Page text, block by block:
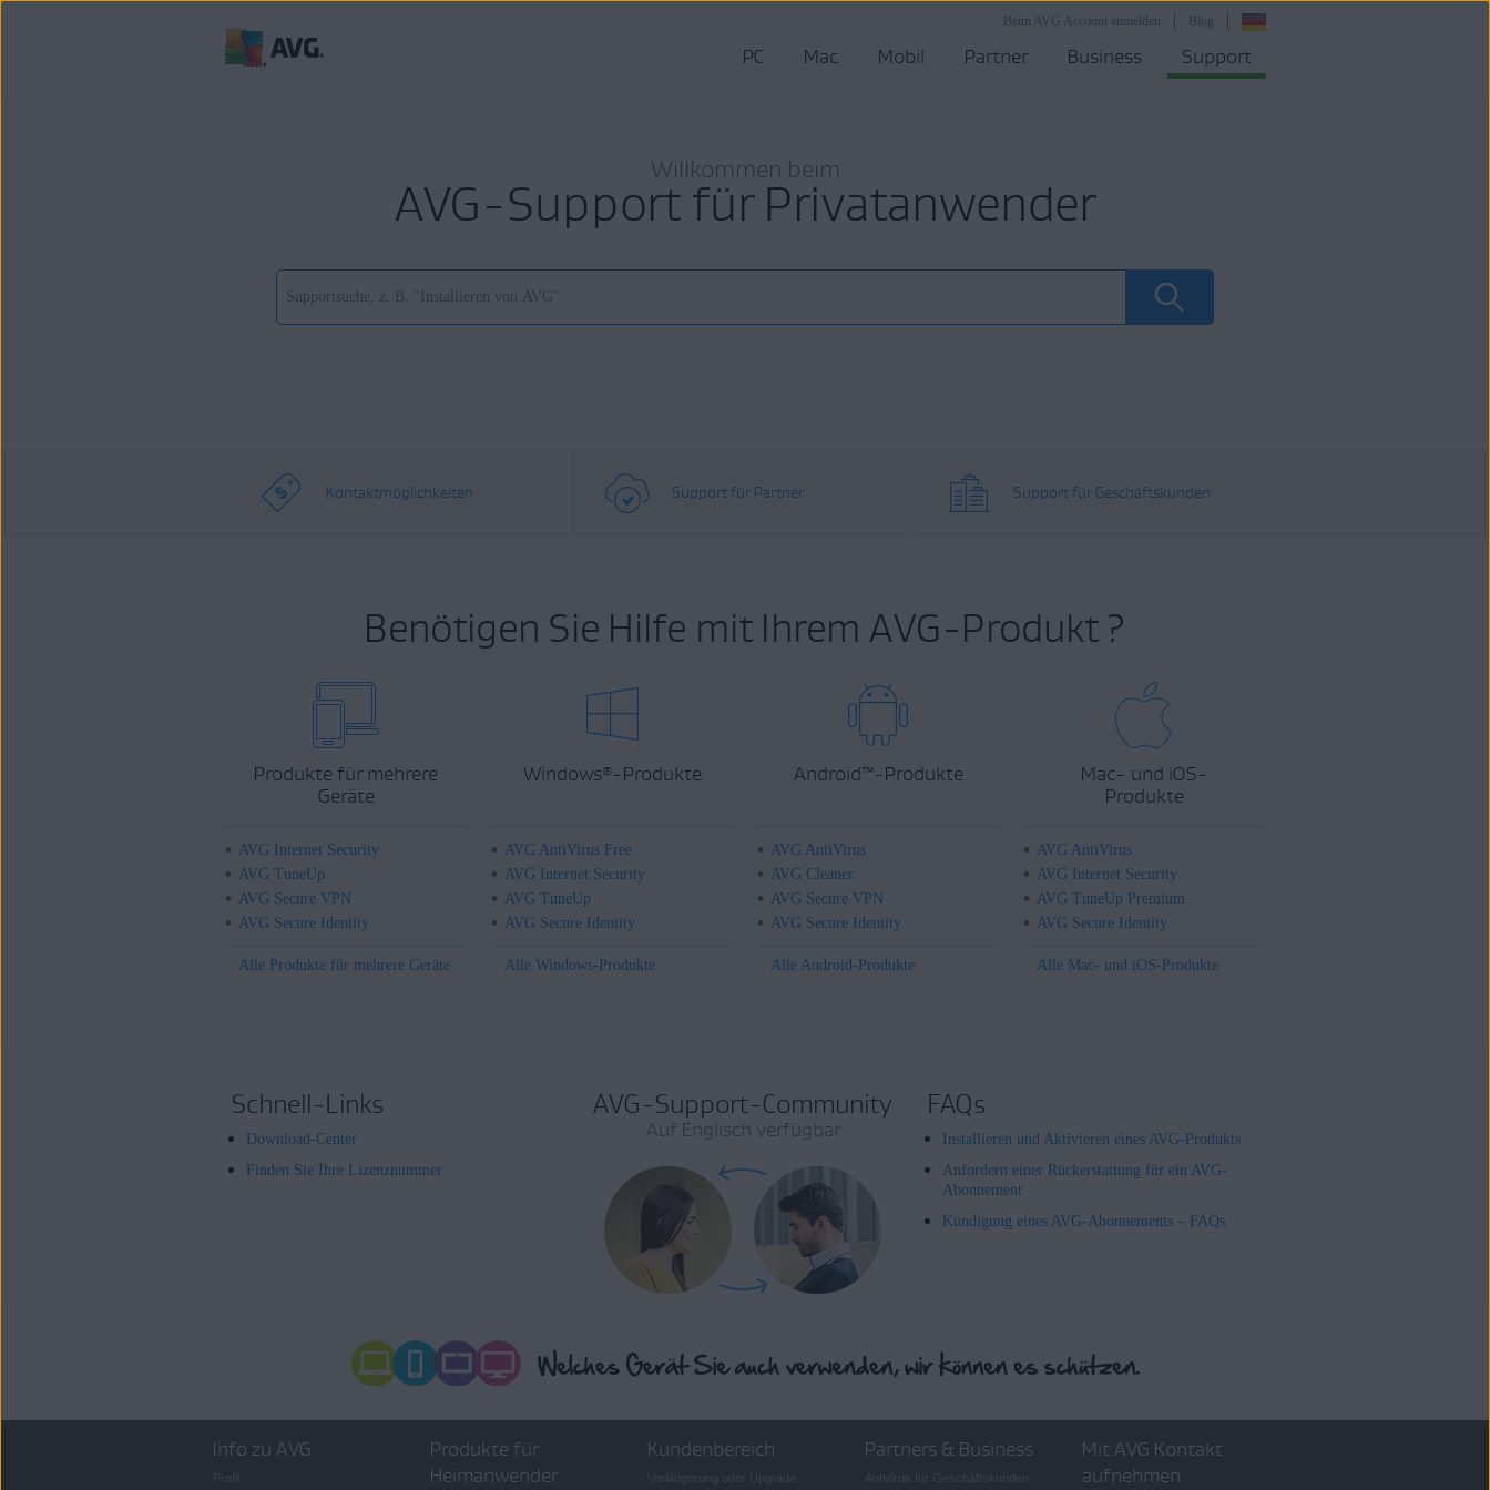
Blog
Beim AVG Account anmelden
PC Mac Mobil Partner Business Support
Willkommen beim
AVG-Support für Privatanwender
Kontaktmöglichkeiten Support für Partner Support für Geschäftskunden
Benötigen Sie Hilfe mit Ihrem AVG-Produkt ?
Produkte für mehrere
Geräte
AVG Internet Security
AVG TuneUp
AVG Secure VPN
AVG Secure Identity
Alle Produkte für mehrere Geräte
Windows® -Produkte
AVG AntiVirus Free
AVG Internet Security
AVG TuneUp
AVG Secure Identity
Alle Windows-Produkte
Android™-Produkte
AVG AntiVirus
AVG Cleaner
AVG Secure VPN
AVG Secure Identity
Alle Android-Produkte
Mac- und iOS-
Produkte
AVG AntiVirus
AVG Internet Security
AVG TuneUp Premium
AVG Secure Identity
Alle Mac- und iOS-Produkte
Schnell-Links
Download-Center
Finden Sie Ihre Lizenznummer
AVG-Support-Community
Auf Englisch verfügbar
FAQs
Installieren und Aktivieren eines AVG-Produkts
Anfordern einer Rückerstattung für ein AVG-
Abonnement
Kündigung eines AVG-Abonnements – FAQs
Info zu AVG
Produkte für
Heimanwender
Kundenbereich Partners & Business
Mit AVG Kontakt
aufnehmen